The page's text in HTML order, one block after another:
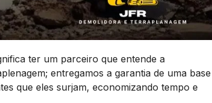
ter um parceiro que entende a
entregamos a garantia de uma base
que eles surjam, economizando tempo e